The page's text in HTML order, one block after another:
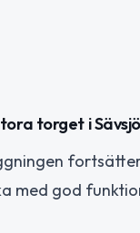
torget i Sävsjö
med god